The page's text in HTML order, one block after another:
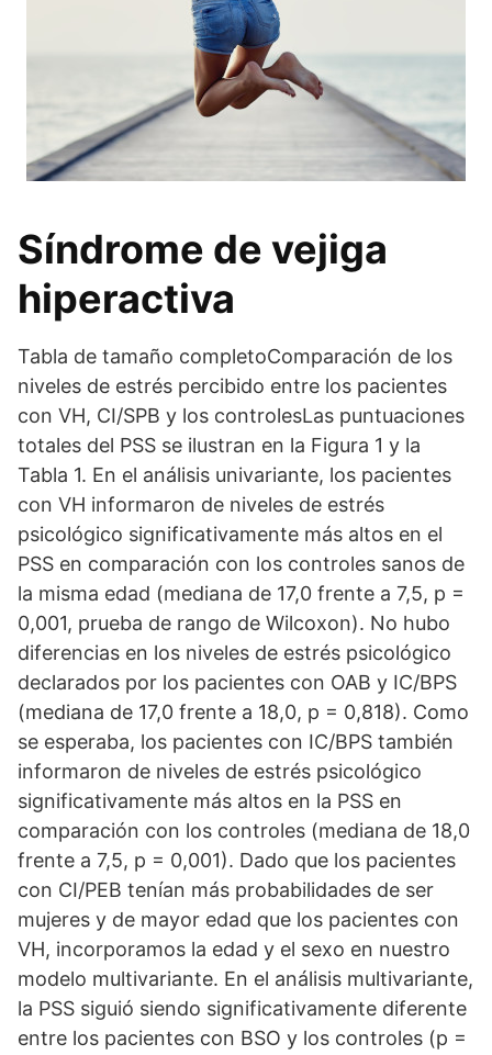
Síndrome de vejiga
hiperactiva
Tabla de tamaño completoComparación de los
niveles de estrés percibido entre los pacientes
con VH, CI/SPB y los controlesLas puntuaciones
totales del PSS se ilustran en la Figura 1 y la
Tabla 1. En el análisis univariante, los pacientes
con VH informaron de niveles de estrés
psicológico significativamente más altos en el
PSS en comparación con los controles sanos de
la misma edad (mediana de 17,0 frente a 7,5, p =
0,001, prueba de rango de Wilcoxon). No hubo
diferencias en los niveles de estrés psicológico
declarados por los pacientes con OAB y IC/BPS
(mediana de 17,0 frente a 18,0, p = 0,818). Como
se esperaba, los pacientes con IC/BPS también
informaron de niveles de estrés psicológico
significativamente más altos en la PSS en
comparación con los controles (mediana de 18,0
frente a 7,5, p = 0,001). Dado que los pacientes
con CI/PEB tenían más probabilidades de ser
mujeres y de mayor edad que los pacientes con
VH, incorporamos la edad y el sexo en nuestro
modelo multivariante. En el análisis multivariante,
la PSS siguió siendo significativamente diferente
entre los pacientes con BSO y los controles (p =